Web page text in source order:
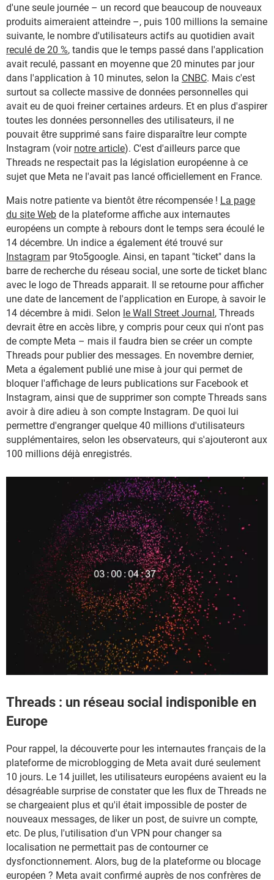
d'une seule journée – un record que beaucoup de nouveaux
produits aimeraient atteindre –, puis 100 millions la semaine
suivante, le nombre d'utilisateurs actifs au quotidien avait
reculé de 20 %, tandis que le temps passé dans l'application
avait reculé, passant en moyenne que 20 minutes par jour
dans l'application à 10 minutes, selon la CNBC. Mais c'est
surtout sa collecte massive de données personnelles qui
avait eu de quoi freiner certaines ardeurs. Et en plus d'aspirer
toutes les données personnelles des utilisateurs, il ne
pouvait être supprimé sans faire disparaître leur compte
Instagram (voir notre article). C'est d'ailleurs parce que
Threads ne respectait pas la législation européenne à ce
sujet que Meta ne l'avait pas lancé officiellement en France.
Mais notre patiente va bientôt être récompensée ! La page
du site Web de la plateforme affiche aux internautes
européens un compte à rebours dont le temps sera écoulé le
14 décembre. Un indice a également été trouvé sur
Instagram par 9to5google. Ainsi, en tapant "ticket" dans la
barre de recherche du réseau social, une sorte de ticket blanc
avec le logo de Threads apparait. Il se retourne pour afficher
une date de lancement de l'application en Europe, à savoir le
14 décembre à midi. Selon le Wall Street Journal, Threads
devrait être en accès libre, y compris pour ceux qui n'ont pas
de compte Meta – mais il faudra bien se créer un compte
Threads pour publier des messages. En novembre dernier,
Meta a également publié une mise à jour qui permet de
bloquer l'affichage de leurs publications sur Facebook et
Instagram, ainsi que de supprimer son compte Threads sans
avoir à dire adieu à son compte Instagram. De quoi lui
permettre d'engranger quelque 40 millions d'utilisateurs
supplémentaires, selon les observateurs, qui s'ajouteront aux
100 millions déjà enregistrés.
Threads : un réseau social indisponible en
Europe
Pour rappel, la découverte pour les internautes français de la
plateforme de microblogging de Meta avait duré seulement
10 jours. Le 14 juillet, les utilisateurs européens avaient eu la
désagréable surprise de constater que les flux de Threads ne
se chargeaient plus et qu'il était impossible de poster de
nouveaux messages, de liker un post, de suivre un compte,
etc. De plus, l'utilisation d'un VPN pour changer sa
localisation ne permettait pas de contourner ce
dysfonctionnement. Alors, bug de la plateforme ou blocage
européen ? Meta avait confirmé auprès de nos confrères de